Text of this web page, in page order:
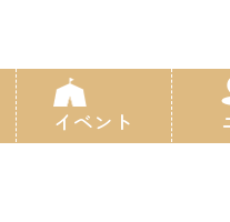
イベント